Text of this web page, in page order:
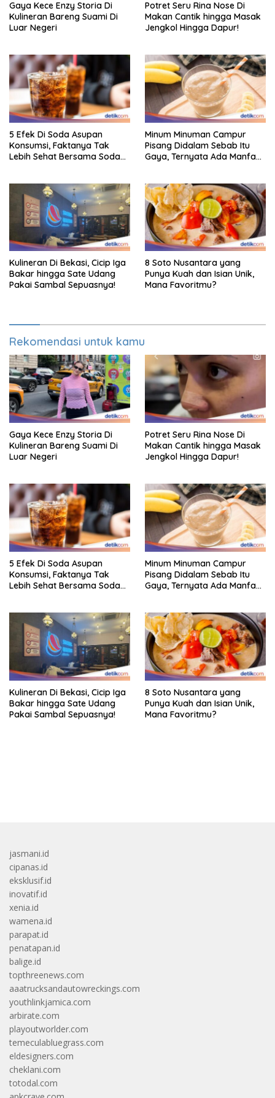
Gaya Kece Enzy Storia Di
Kulineran Bareng Suami Di
Luar Negeri
Potret Seru Rina Nose Di
Makan Cantik hingga Masak
Jengkol Hingga Dapur!
5 Efek Di Soda Asupan
Konsumsi, Faktanya Tak
Lebih Sehat Bersama Soda
Minum Minuman Campur
Pisang Didalam Sebab Itu
Gaya, Ternyata Ada Manfaat
Kulineran Di Bekasi, Cicip Iga
Bakar hingga Sate Udang
Pakai Sambal Sepuasnya!
8 Soto Nusantara yang
Punya Kuah dan Isian Unik,
Mana Favoritmu?
Rekomendasi untuk kamu
Gaya Kece Enzy Storia Di
Kulineran Bareng Suami Di
Luar Negeri
Potret Seru Rina Nose Di
Makan Cantik hingga Masak
Jengkol Hingga Dapur!
5 Efek Di Soda Asupan
Konsumsi, Faktanya Tak
Lebih Sehat Bersama Soda
Minum Minuman Campur
Pisang Didalam Sebab Itu
Gaya, Ternyata Ada Manfaat
Kulineran Di Bekasi, Cicip Iga
Bakar hingga Sate Udang
Pakai Sambal Sepuasnya!
8 Soto Nusantara yang
Punya Kuah dan Isian Unik,
Mana Favoritmu?
jasmani.id
cipanas.id
eksklusif.id
inovatif.id
xenia.id
wamena.id
parapat.id
penatapan.id
balige.id
topthreenews.com
aaatrucksandautowreckings.com
youthlinkjamica.com
arbirate.com
playoutworlder.com
temeculabluegrass.com
eldesigners.com
cheklani.com
totodal.com